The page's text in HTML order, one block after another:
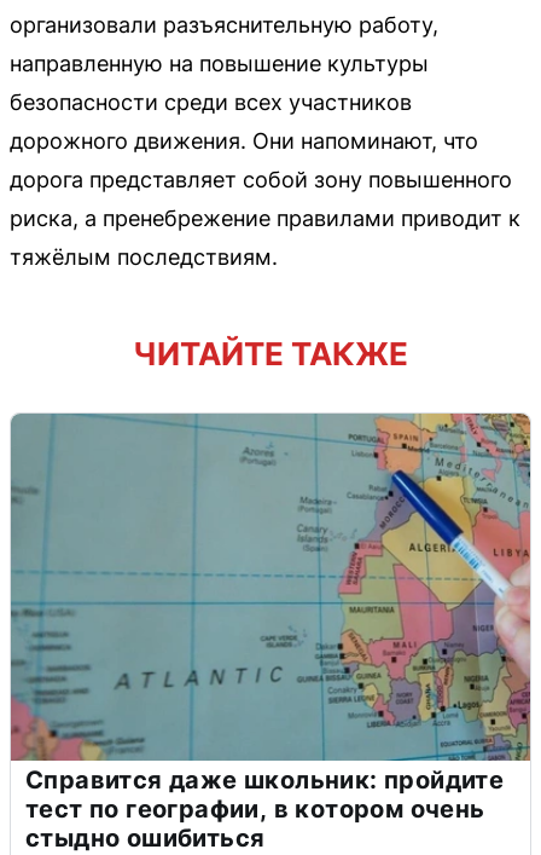
организовали разъяснительную работу,
направленную на повышение культуры
безопасности среди всех участников
дорожного движения. Они напоминают, что
дорога представляет собой зону повышенного
риска, а пренебрежение правилами приводит к
тяжёлым последствиям.
ЧИТАЙТЕ ТАКЖЕ
Справится даже школьник: пройдите
тест по географии, в котором очень
стыдно ошибиться